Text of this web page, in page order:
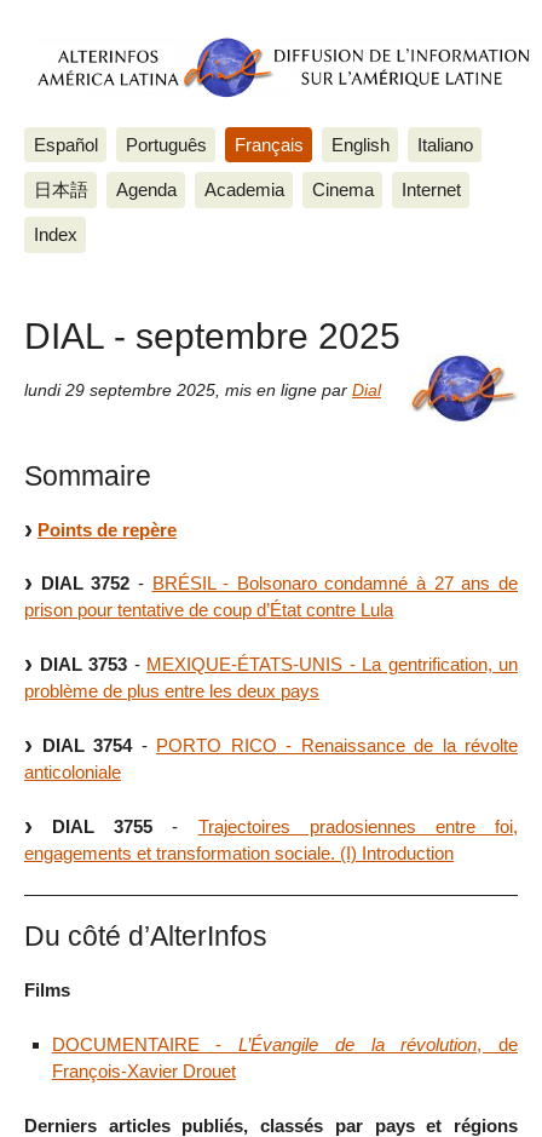
Español Português Français English Italiano
日本語 Agenda Academia Cinema Internet
Index
DIAL - septembre 2025
lundi 29 septembre 2025 mis en ligne par Dial
Sommaire
Points de repère
DIAL 3752 - BRÉSIL - Bolsonaro condamné à 27 ans de
prison pour tentative de coup d’État contre Lula
DIAL 3753 - MEXIQUE-ÉTATS-UNIS - La gentrification, un
problème de plus entre les deux pays
DIAL 3754- PORTO RICO - Renaissance de la révolte
anticoloniale
DIAL 3755 - Trajectoires pradosiennes entre foi,
engagements et transformation sociale. (I) Introduction
Du côté d’AlterInfos
Films
DOCUMENTAIRE -L’Évangile de la révolution, de
François-Xavier Drouet
Derniers articles publiés, classés par pays et régions